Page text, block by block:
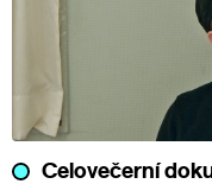
Celovečerní